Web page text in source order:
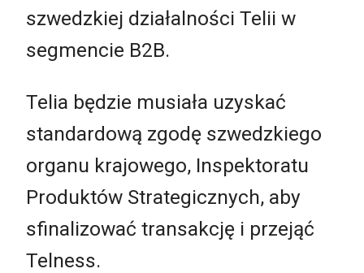
szwedzkiej działalności Telii w
segmencie B2B.
Telia będzie musiała uzyskać
standardową zgodę szwedzkiego
organu krajowego, Inspektoratu
Produktów Strategicznych, aby
sfinalizować transakcję i przejąć
Telness.